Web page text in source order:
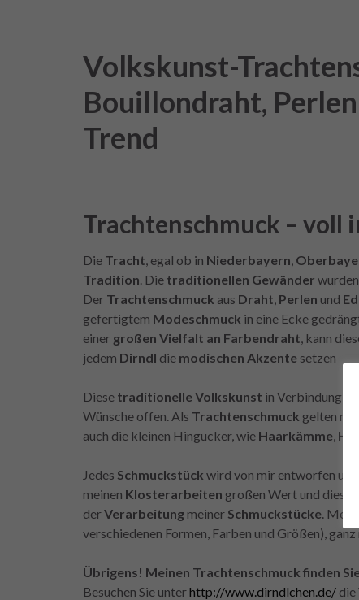
Volkskunst-
Bouillondraht,
Trend
Trachtenschmuck – voll
Die Tracht , egal ob in Niederbayern
Tradition . Die traditionellen Gewänder
Der Trachtenschmuck aus Draht Perlen und
gefertigtem Modeschmuck in eine Ecke
einer großen Vielfalt an Farbendraht , kann
jedem Dirndl die modischen Akzente setzen
Diese traditionelle Volkskunst in Verbindung mit
Wünsche offen. Als Trachtenschmuck gelten
auch die kleinen Hingucker, wie Haarkämme
Jedes Schmuckstück wird von mir entworfen und
meinen Klosterarbeiten großen Wert und dies
derVerarbeitung meiner Schmuckstücke .
verschiedenen Formen, Farben und Größen),
Übrigens! Meinen Trachtenschmuck finden
Besuchen Sie unterhttp://www.dirndlchen.de/ die